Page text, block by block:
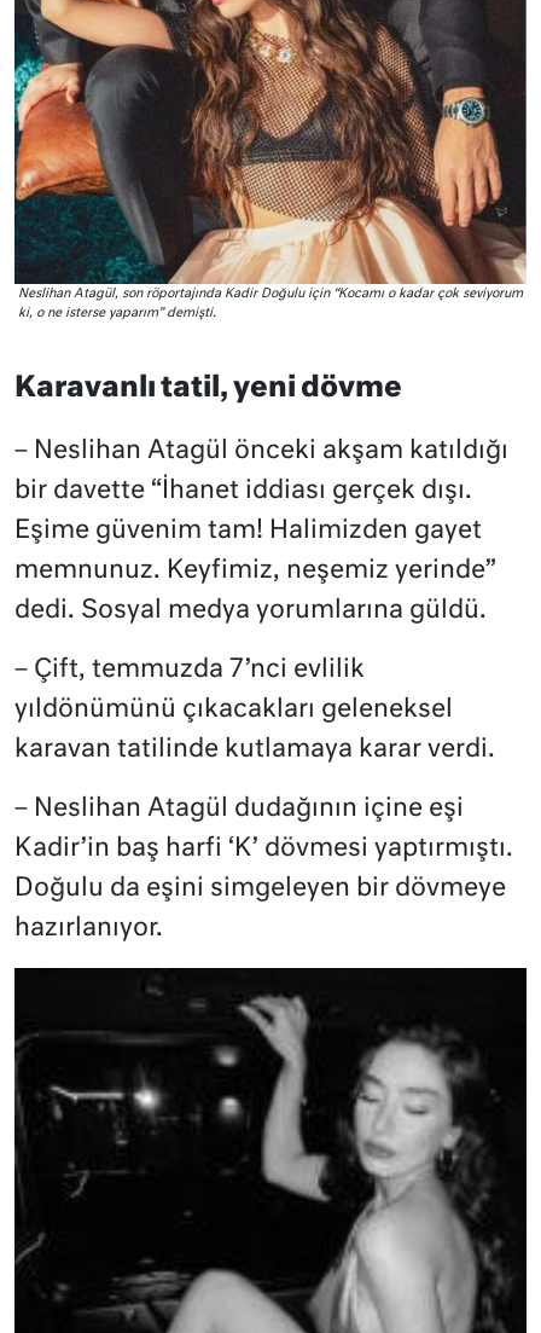
Neslihan Atagül, son röportajında Kadir Doğulu için “Kocamı o kadar çok seviyorum
ki, o ne isterse yaparım” demişti.
Karavanlı tatil, yeni dövme
– Neslihan Atagül önceki akşam katıldığı
bir davette “İhanet iddiası gerçek dışı.
Eşime güvenim tam! Halimizden gayet
memnunuz. Keyfimiz, neşemiz yerinde”
dedi. Sosyal medya yorumlarına güldü.
– Çift, temmuzda 7’nci evlilik
yıldönümünü çıkacakları geleneksel
karavan tatilinde kutlamaya karar verdi.
– Neslihan Atagül dudağının içine eşi
Kadir’in baş harfi ‘K’ dövmesi yaptırmıştı.
Doğulu da eşini simgeleyen bir dövmeye
hazırlanıyor.